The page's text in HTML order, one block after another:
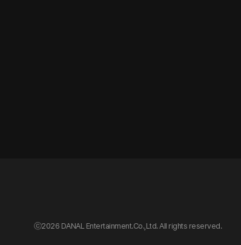
ⓒ2026 DANAL Entertainment.Co.,Ltd. All rights reserved.